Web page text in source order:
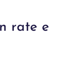
rate e